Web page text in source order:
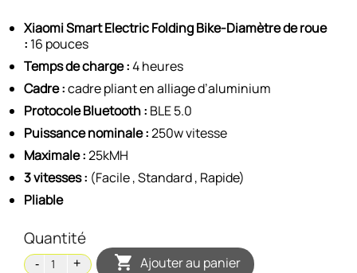
Xiaomi Smart Electric Folding Bike-Diamètre de roue
: 16 pouces
Temps de charge :4 heures
Cadre :cadre pliant en alliage d’aluminium
Protocole Bluetooth : BLE 5.0
Puissance nominale :250w vitesse
Maximale :25kMH
3 vitesses : (Facile , Standard , Rapide)
Pliable
Quantité
 Ajouter au panier